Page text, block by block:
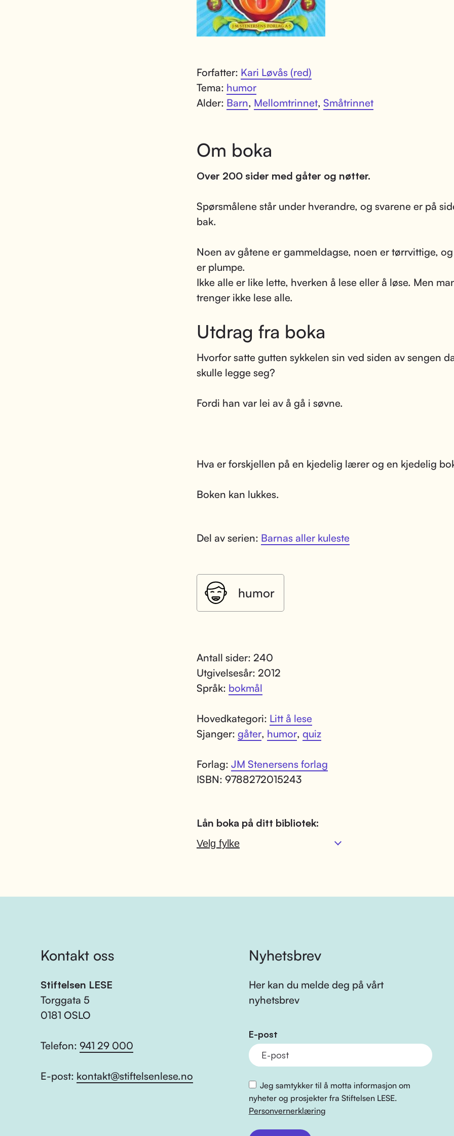
Forfatter: Kari Løvås (red)
Tema: humor
Alder: Barn, Mellomtrinnet, Småtrinnet
Om boka
Over 200 sider med gåter og nøtter.
Spørsmålene står under hverandre, og svarene er på
bak.
Noen av gåtene er gammeldagse, noen er tørrvittige,
er plumpe.
Ikke alle er like lette, hverken å lese eller å løse. Men
trenger ikke lese alle.
Utdrag fra boka
Hvorfor satte gutten sykkelen sin ved siden av sengen
skulle legge seg?
Fordi han var lei av å gå i søvne.
Hva er forskjellen på en kjedelig lærer og en kjedelig
Boken kan lukkes.
Del av serien: Barnas aller kuleste
humor
Antall sider: 240
Utgivelsesår: 2012
Språk: bokmål
Hovedkategori: Litt å lese
Sjanger: gåter, humor, quiz
Forlag: JM Stenersens forlag
ISBN: 9788272015243
Lån boka på ditt bibliotek:
Velg fylke
Kontakt oss
Stiftelsen LESE
Torggata 5
0181 OSLO
Telefon: 941 29 000
E-post: kontakt@stiftelsenlese.no
Nyhetsbrev
Her kan du melde deg på vårt
nyhetsbrev
E-post
Jeg samtykker til å motta informasjon om
nyheter og prosjekter fra Stiftelsen LESE.
Personvernerklæring